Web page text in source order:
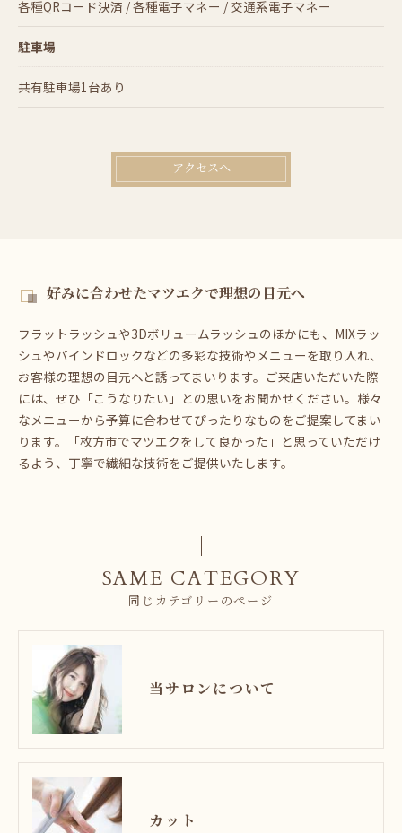
各種QRコード決済 / 各種電子マネー / 交通系電子マネー
駐車場
共有駐車場1台あり
アクセスへ
好みに合わせたマツエクで理想の目元へ
フラットラッシュや3Dボリュームラッシュのほかにも、MIXラッ
シュやバインドロックなどの多彩な技術やメニューを取り入れ、
お客様の理想の目元へと誘ってまいります。ご来店いただいた際
には、ぜひ「こうなりたい」との思いをお聞かせください。様々
なメニューから予算に合わせてぴったりなものをご提案してまい
ります。「枚方市でマツエクをして良かった」と思っていただけ
るよう、丁寧で繊細な技術をご提供いたします。
同じカテゴリーのページ
SAME CATEGORY
当サロンについて
カット